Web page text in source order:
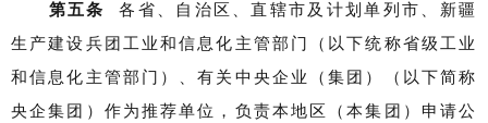
第五条
各省、自治区、直辖市及计划单列市、新疆
生产建设兵团工业和信息化主管部门（以下统称省级工业
和信息化主管部门）、有关中央企业（集团）（以下简称
央企集团）作为推荐单位，负责本地区（本集团）申请公